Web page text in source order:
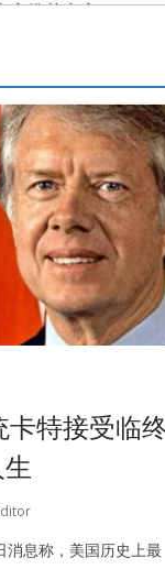
特接受临
消息称，美国历史上最